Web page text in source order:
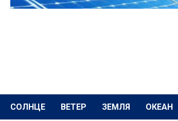
СОЛНЦЕ ВЕТЕР ЗЕМЛЯ ОКЕАН